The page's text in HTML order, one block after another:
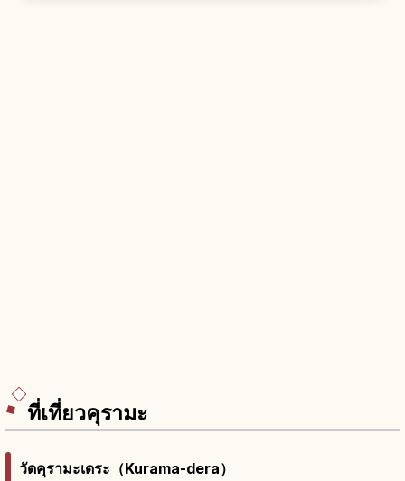
ที่เที่ยวคุรามะ
วัดคุรามะเดระ（Kurama-dera）